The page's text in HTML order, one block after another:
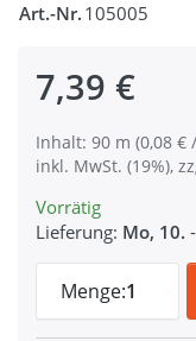
Art.-Nr. 105005
7,39 €
Inhalt: 90 m (0,08 €
inkl. MwSt. (19%),
Vorrätig
Lieferung: Mo, 10. -
Menge:1